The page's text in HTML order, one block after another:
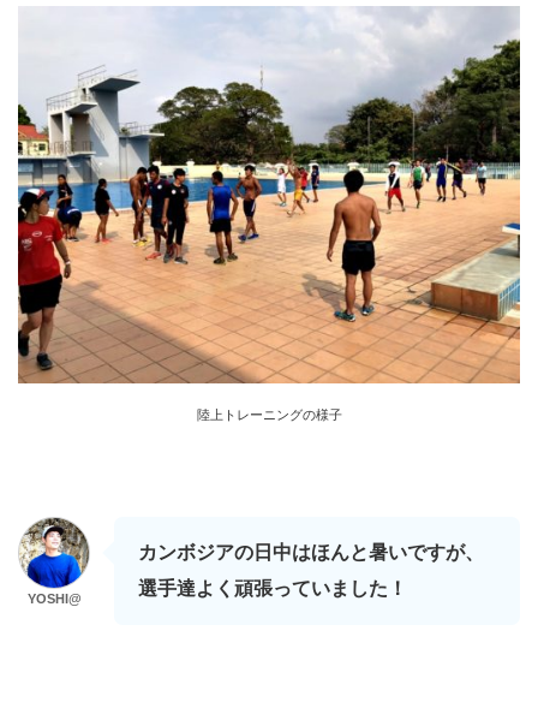
陸上トレーニングの様子
YOSHI@
カンボジアの日中はほんと暑いですが、
選手達よく頑張っていました！